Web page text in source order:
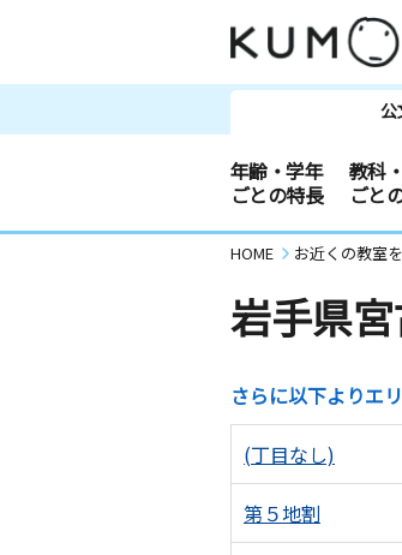
公
年齢・学年
ごとの特長
教科
ごと
HOME お近くの教室
岩手県
さらに以下よりエ
(丁目なし)
第５地割